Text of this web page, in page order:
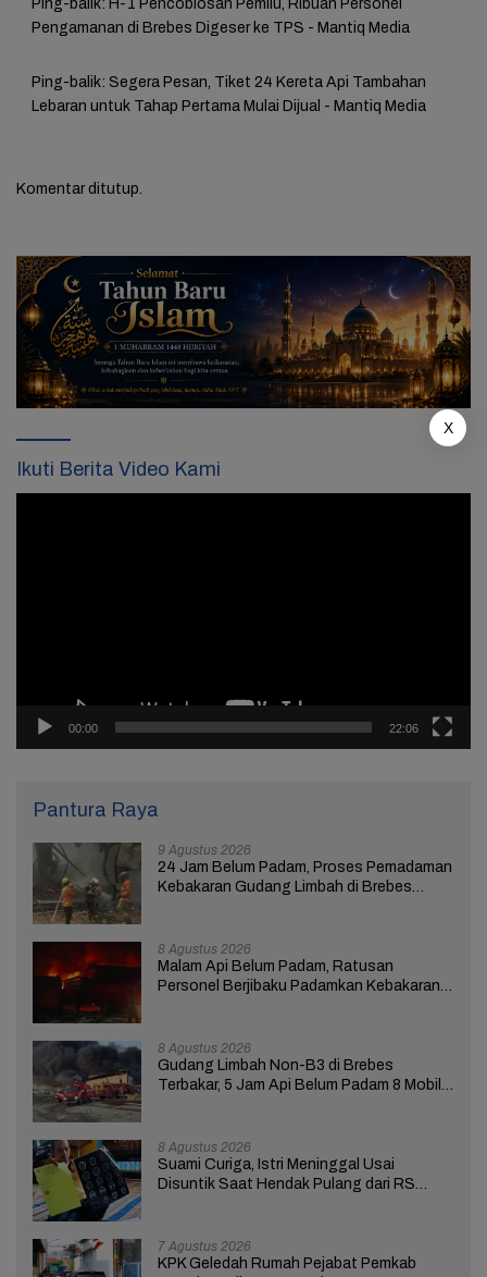
Ping-balik: H-1 Pencoblosan Pemilu, Ribuan Personel
Pengamanan di Brebes Digeser ke TPS - Mantiq Media
Ping-balik: Segera Pesan, Tiket 24 Kereta Api Tambahan
Lebaran untuk Tahap Pertama Mulai Dijual - Mantiq Media
Komentar ditutup.
Ikuti Berita Video Kami
00:00 22:06
Pantura Raya
9 Agustus 2026
24 Jam Belum Padam, Proses Pemadaman
Kebakaran Gudang Limbah di Brebes
8 Agustus 2026
Malam Api Belum Padam, Ratusan
Personel Berjibaku Padamkan Kebakaran
8 Agustus 2026
Gudang Limbah Non-B3 di Brebes
Terbakar, 5 Jam Api Belum Padam 8 Mobil
8 Agustus 2026
Suami Curiga, Istri Meninggal Usai
Disuntik Saat Hendak Pulang dari RS
7 Agustus 2026
KPK Geledah Rumah Pejabat Pemkab
X